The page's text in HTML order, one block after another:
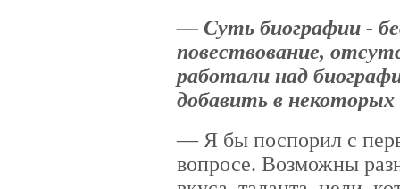
— Суть биографии -
повествование,
работали над
добавить в некоторых
— Я бы поспорил с
вопросе. Возможны